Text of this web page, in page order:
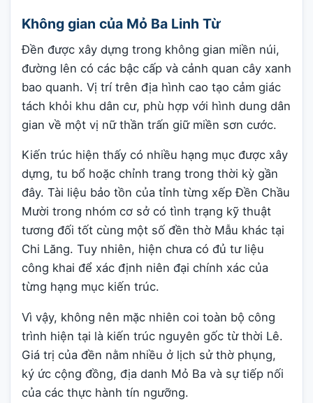
Không gian của Mỏ Ba Linh Từ
Đền được xây dựng trong không gian miền núi,
đường lên có các bậc cấp và cảnh quan cây xanh
bao quanh. Vị trí trên địa hình cao tạo cảm giác
tách khỏi khu dân cư, phù hợp với hình dung dân
gian về một vị nữ thần trấn giữ miền sơn cước.
Kiến trúc hiện thấy có nhiều hạng mục được xây
dựng, tu bổ hoặc chỉnh trang trong thời kỳ gần
đây. Tài liệu bảo tồn của tỉnh từng xếp Đền Chầu
Mười trong nhóm cơ sở có tình trạng kỹ thuật
tương đối tốt cùng một số đền thờ Mẫu khác tại
Chi Lăng. Tuy nhiên, hiện chưa có đủ tư liệu
công khai để xác định niên đại chính xác của
từng hạng mục kiến trúc.
Vì vậy, không nên mặc nhiên coi toàn bộ công
trình hiện tại là kiến trúc nguyên gốc từ thời Lê.
Giá trị của đền nằm nhiều ở lịch sử thờ phụng,
ký ức cộng đồng, địa danh Mỏ Ba và sự tiếp nối
của các thực hành tín ngưỡng.